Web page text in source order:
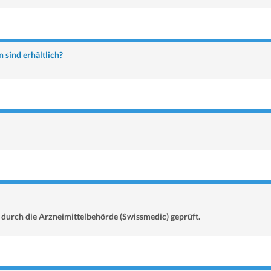
sind erhältlich?
die Arzneimittelbehörde (Swissmedic) geprüft.